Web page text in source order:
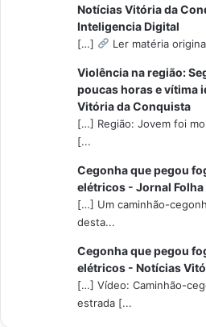
Notícias Vitória da
Inteligencia Digital
[…] Ler matéria
Violência na região:
poucas horas e vítima
Vitória da Conquista
[…] Região: Jovem foi
[...
Cegonha que pegou
elétricos - Jornal
[…] Um caminhão-
desta...
Cegonha que pegou
elétricos - Notícias
[…] Vídeo: Caminhão-
estrada [...